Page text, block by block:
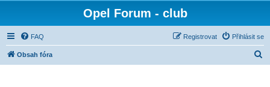
Opel Forum - club
FAQ Přihlásit se
Registrovat
Obsah fóra